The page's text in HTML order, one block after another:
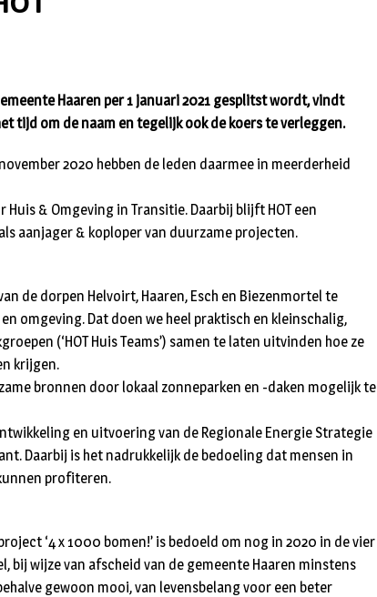
Haaren per 1 januari 2021 gesplitst wordt, vindt
tijd om de naam en tegelijk ook de koers te verleggen.
2020 hebben de leden daarmee in meerderheid
Huis & Omgeving in Transitie. Daarbij blijft HOT een
aanjager & koploper van duurzame projecten.
de dorpen Helvoirt, Haaren, Esch en Biezenmortel te
omgeving. Dat doen we heel praktisch en kleinschalig,
(‘HOT Huis Teams’) samen te laten uitvinden hoe ze
krijgen.
bronnen door lokaal zonneparken en -daken mogelijk te
en uitvoering van de Regionale Energie Strategie
Daarbij is het nadrukkelijk de bedoeling dat mensen in
profiteren.
‘4 x 1000 bomen!’ is bedoeld om nog in 2020 in de vier
bij wijze van afscheid van de gemeente Haaren minstens
gewoon mooi, van levensbelang voor een beter